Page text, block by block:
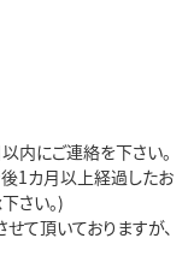
内にご連絡を下さい。
後1カ月以上経過したお
さい。)
て頂いておりますが、